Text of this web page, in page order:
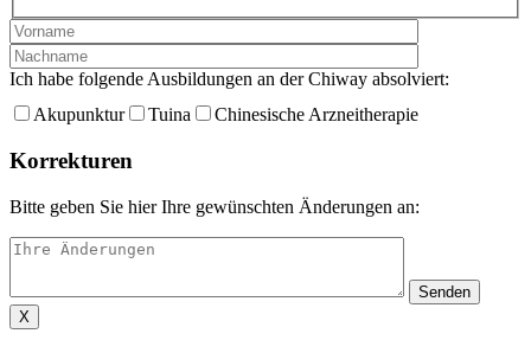
Ich habe folgende Ausbildungen an der Chiway absolviert:
Akupunktur
Tuina Chinesische Arzneitherapie
Korrekturen
Bitte geben Sie hier Ihre gewünschten Änderungen an:
X